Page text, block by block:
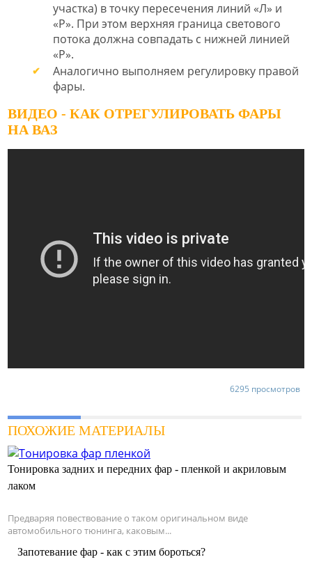
участка) в точку пересечения линий «Л» и
«Р». При этом верхняя граница светового
потока должна совпадать с нижней линией
«Р».
Аналогично выполняем регулировку правой
фары.
ВИДЕО - КАК ОТРЕГУЛИРОВАТЬ ФАРЫ
НА ВАЗ
6295 просмотров
ПОХОЖИЕ МАТЕРИАЛЫ
Тонировка задних и передних фар - пленкой и акриловым
лаком
Предваряя повествование о таком оригинальном виде
автомобильного тюнинга, каковым...
Запотевание фар - как с этим бороться?